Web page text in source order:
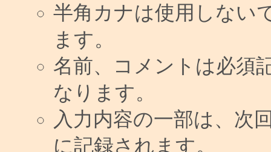
半角カナは使用しない
ます。
名前、コメントは必須
なります。
入力内容の一部は、次
に記録されます。